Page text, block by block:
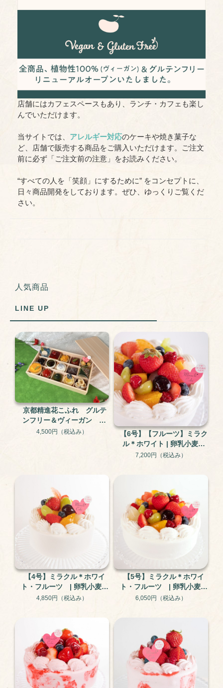
店舗にはカフェスペースもあり、ランチ・カフェも楽し
んでいただけます。
当サイトでは、 アレルギー対応のケーキや焼き菓子な
ど、店舗で販売する商品をご購入いただけます。ご注文
前に必ず「ご注文前の注意」をお読みください。
“すべての人を「笑顔」にするために” をコンセプトに、
日々商品開発をしております。ぜひ、ゆっくりご覧くだ
さい。
人気商品
LINE UP
京都精進花こふれ グルテ
ンフリー＆ヴィーガン 15
個入り
4,500円 （税込み）
【6号】【フルーツ】ミラク
ル＊ホワイト | 卵乳小麦不
使用 米粉と大豆のグルテ
7,200円 （税込み）
【4号】ミラクル＊ホワイ
ト・フルーツ | 卵乳小麦不
使用 米粉と大豆のグルテ
4,850円 （税込み）
【5号】ミラクル＊ホワイ
ト・フルーツ | 卵乳小麦不
使用 米粉と大豆のグルテ
6,050円 （税込み）